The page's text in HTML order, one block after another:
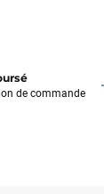
de commande